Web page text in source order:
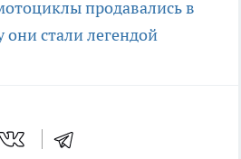
продавались в
стали легендой